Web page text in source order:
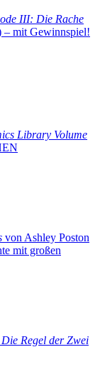
III: Die Rache
– mit Gewinnspiel!
Library Volume
von Ashley Poston
mit großen
Regel der Zwei